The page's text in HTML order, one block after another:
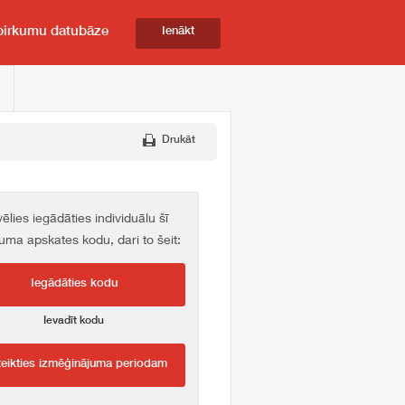
datubāze Ienākt
Drukāt
iegādāties individuālu šī
apskates kodu, dari to šeit:
Iegādāties kodu
Ievadīt kodu
izmēģinājuma periodam